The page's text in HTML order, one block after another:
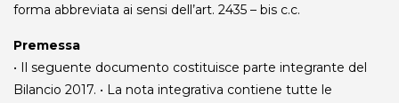
forma abbreviata ai sensi dell’art. 2435 – bis c.c.
Premessa
• Il seguente documento costituisce parte integrante del
Bilancio 2017. • La nota integrativa contiene tutte le